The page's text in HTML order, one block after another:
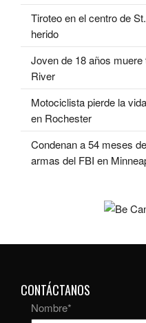
Tiroteo en el centro de
herido
Joven de 18 años
River
Motociclista pierde la
en Rochester
Condenan a 54 meses
armas del FBI en
CONTÁCTANOS
Nombre*